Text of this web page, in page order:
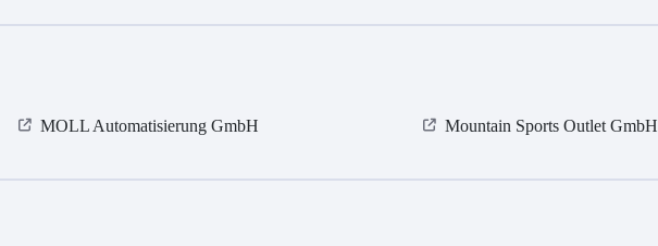
MOLL Automatisierung GmbH Mountain Sports Outlet GmbH